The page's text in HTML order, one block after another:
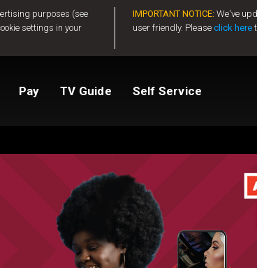
purposes (see
settings in your
IMPORTANT NOTICE:We've
user friendly. Please click here
Pay TV Guide Self Service
Compare Packages
Activate GOtv
View Balance
Change My Package
How to clear E16